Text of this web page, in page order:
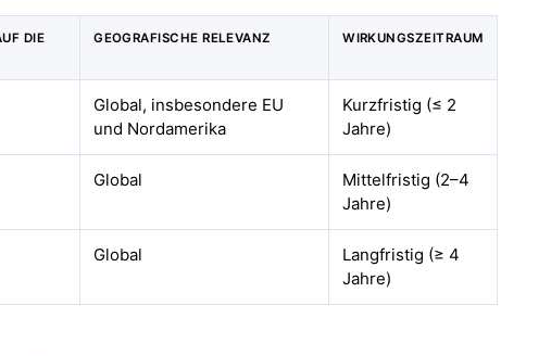
DIE
GEOGRAFISCHE RELEVANZ WIRKUNGSZEITRAUM
Global, insbesondere EU
und Nordamerika
Kurzfristig (≤ 2
Jahre)
Global
Mittelfristig (2–4
Jahre)
Global
Langfristig (≥ 4
Jahre)